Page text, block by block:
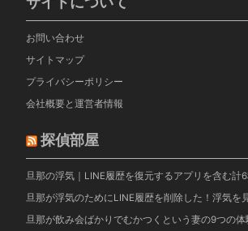
お問い合わせ
サイトマップ
プライバシーポリシー
会社概要と運営者情報
探偵部屋
旦那の浮気｜LINE履歴を復元するアプリを含む計
旦那が浮気のためにLINE履歴を削除した！浮気を
旦那が飲み会ばかりでむかつくという妻の9つの